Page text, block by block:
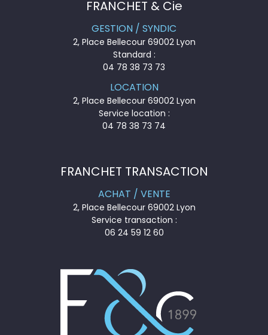
FRANCHET & Cie
GESTION / SYNDIC
2, Place Bellecour 69002 Lyon
Standard :
04 78 38 73 73
LOCATION
2, Place Bellecour 69002 Lyon
Service location :
04 78 38 73 74
FRANCHET TRANSACTION
ACHAT / VENTE
2, Place Bellecour 69002 Lyon
Service transaction :
06 24 59 12 60